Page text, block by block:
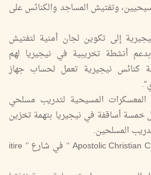
وتفتيش المساجد والكنائس على
إلى تكوين لجان أمنية لتفتيش
أنشطة تخريبية في نيجيريا لهم
كنائس نيجيرية تعمل لحساب جهاز
المسيحية لتدريب مسلحي
خمسة أساقفة في نيجيريا بتهمة تخزين
المسلحين.
مكان المعسكر: كنيسة ’’ Apostolic Christian Chapel ‘‘ في شارع ’’ itire